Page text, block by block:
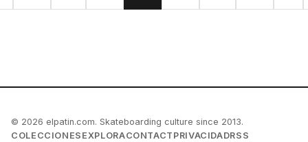
© 2026 elpatin.com. Skateboarding culture since 2013.
COLECCIONES EXPLORACONTACT PRIVACIDADRSS